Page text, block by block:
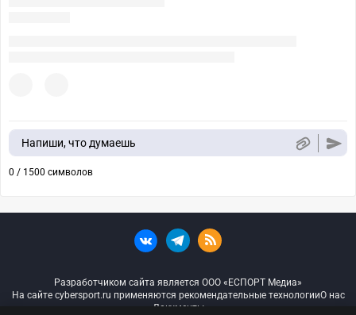
Напиши, что думаешь
0 / 1500 символов
Разработчиком сайта является ООО «ЕСПОРТ Медиа»
На сайте cybersport.ru применяются рекомендательные технологииО нас
Документы